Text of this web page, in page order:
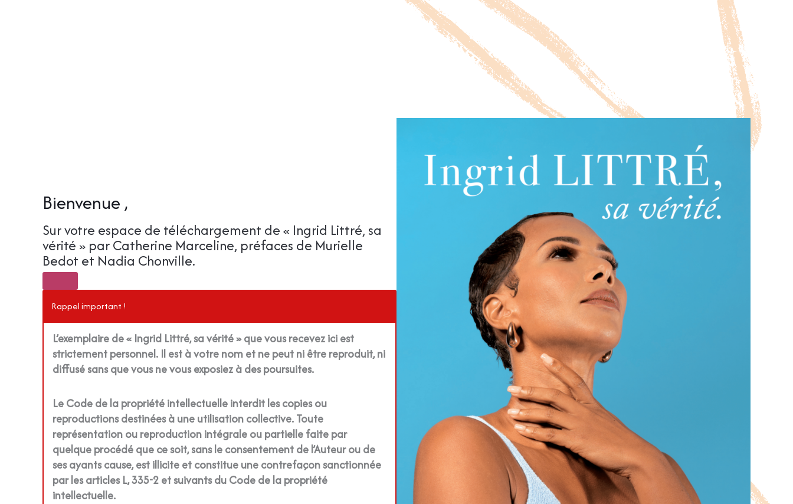
Bienvenue ,
Sur votre espace de téléchargement de « Ingrid Littré, sa
vérité » par Catherine Marceline, préfaces de Murielle
Bedot et Nadia Chonville.
Rappel important !
L’exemplaire de « Ingrid Littré, sa vérité » que vous recevez ici est
strictement personnel. Il est à votre nom et ne peut ni être reproduit, ni
diffusé sans que vous ne vous exposiez à des poursuites.
Le Code de la propriété intellectuelle interdit les copies ou
reproductions destinées à une utilisation collective. Toute
représentation ou reproduction intégrale ou partielle faite par
quelque procédé que ce soit, sans le consentement de l’Auteur ou de
ses ayants cause, est illicite et constitue une contrefaçon sanctionnée
par les articles L, 335-2 et suivants du Code de la propriété
intellectuelle.